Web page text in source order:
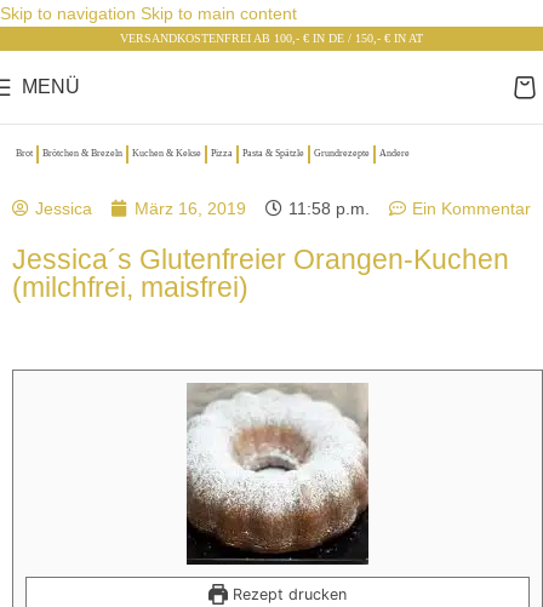
Skip to navigation Skip to main content
VERSANDKOSTENFREI AB 100,- € IN DE / 150,- € IN AT
MENÜ
Brot Brötchen & Brezeln Kuchen & Kekse Pizza Pasta & Spätzle Grundrezepte Andere
Jessica März 16, 2019 11:58 p.m. Ein Kommentar
Jessica´s Glutenfreier Orangen-Kuchen
(milchfrei, maisfrei)
Rezept drucken